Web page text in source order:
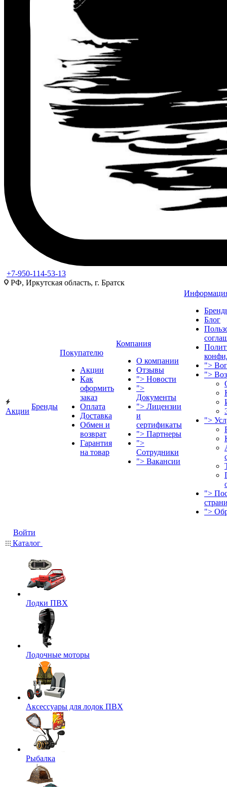
+7-950-114-53-13
РФ, Иркутская область, г. Братск
Акции
Бренды
Покупателю
Акции
Как
оформить
заказ
Оплата
Доставка
Обмен и
возврат
Гарантия
на товар
Компания
О компании
Отзывы
"> Новости
">
Документы
"> Лицензии
и
сертификаты
"> Партнеры
">
Сотрудники
"> Вакансии
Блог
">
">
">
">
">
Войти
Каталог
Лодки ПВХ
Лодочные моторы
Аксессуары для лодок ПВХ
Рыбалка